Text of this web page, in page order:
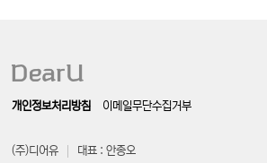
개인정보처리방침 이메일무단수집거부
(주)디어유
대표 : 안종오